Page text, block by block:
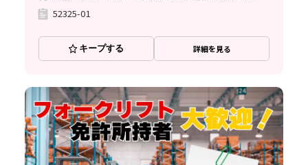
52325-01
キープする 詳細を見る